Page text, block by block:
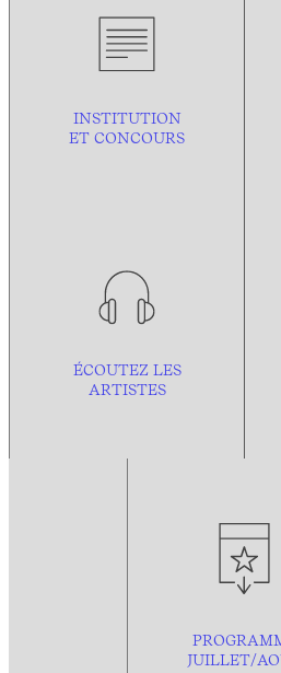
INSTITUTION
ET CONCOURS
ÉCOUTEZ LES
ARTISTES
JUILLET/